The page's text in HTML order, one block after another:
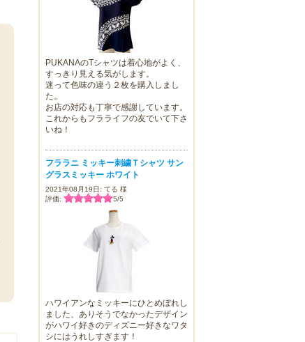
PUKANAのTシャツは着心地がよく、
すっきり見える気がします。
迷って色味の違う２枚を購入しまし
た。
お店の対応も丁寧で感謝しています。
これからもフラライフの友でいて下さ
いね！
フララニ ミッキー刺繍Ｔシャツ サン
グラスミッキー ホワイト
2021年08月19日: てる 様
評価:
5/5
ハワイアンなミッキーにひとめぼれし
ました、ありそうでなかったデザイン
がハワイ好きのディズニー好きなワタ
シにはうれしすぎます！